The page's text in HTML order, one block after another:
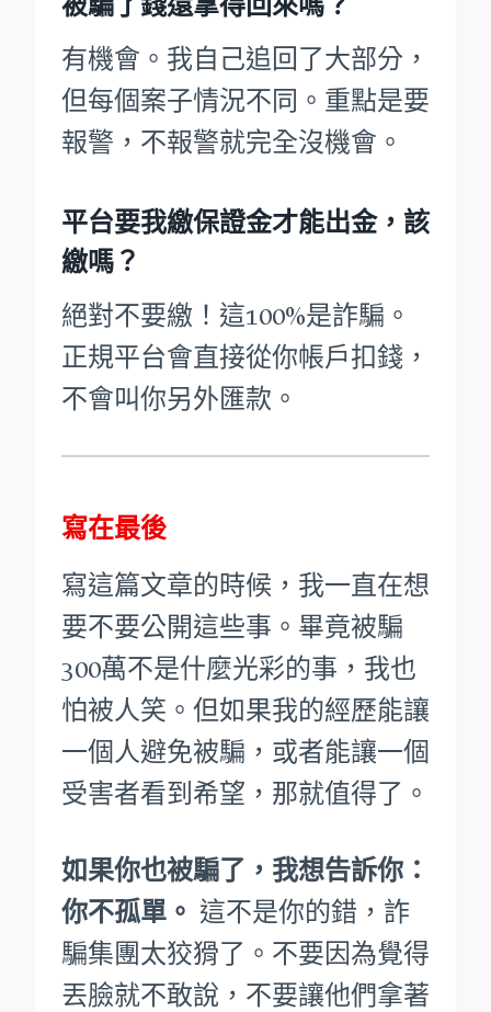
有機會。我自己追回了大部分，
但每個案子情況不同。重點是要
報警，不報警就完全沒機會。
平台要我繳保證金才能出金，該
繳嗎？
絕對不要繳！這100%是詐騙。
正規平台會直接從你帳戶扣錢，
不會叫你另外匯款。
寫在最後
寫這篇文章的時候，我一直在想
要不要公開這些事。畢竟被騙
300萬不是什麼光彩的事，我也
怕被人笑。 但如果我的經歷能讓
一個人避免被騙，或者能讓一個
受害者看到希望，那就值得了。
如果你也被騙了，我想告訴你：
你不孤單。 這不是你的錯，詐
騙集團太狡猾了。不要因為覺得
丟臉就不敢說，不要讓他們拿著